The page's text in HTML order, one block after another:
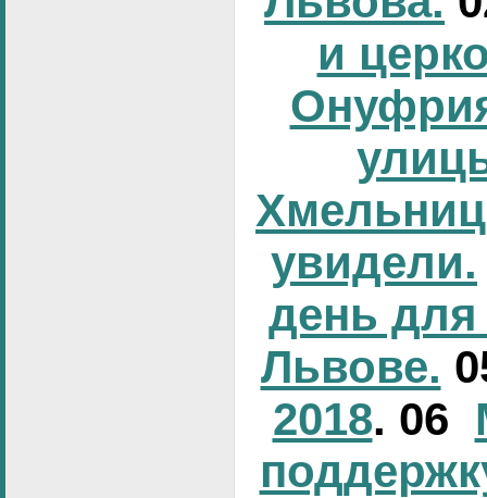
и
увидели.
день для
Львове.
2018. 06